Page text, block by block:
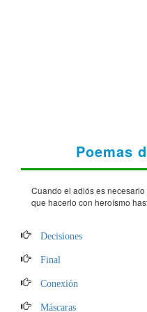
Poemas
Cuando el adiós es
que hacerlo con heroísmo
Decisiones
Final
Conexión
Máscaras